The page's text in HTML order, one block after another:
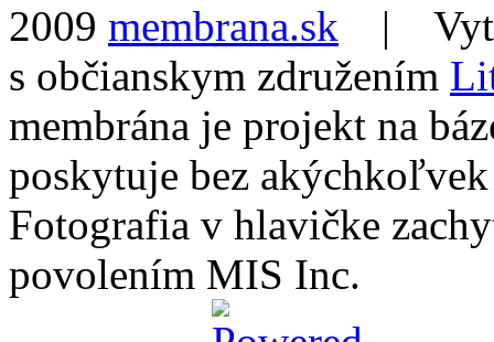
2009 membrana.sk |
s občianskym združením
membrána je projekt na
poskytuje bez
Fotografia v hlavičke
povolením MIS Inc.